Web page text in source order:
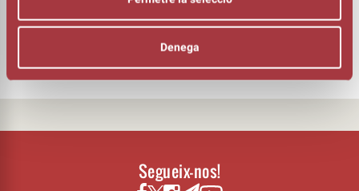
Denega
Joel Joan
Segueix-nos!